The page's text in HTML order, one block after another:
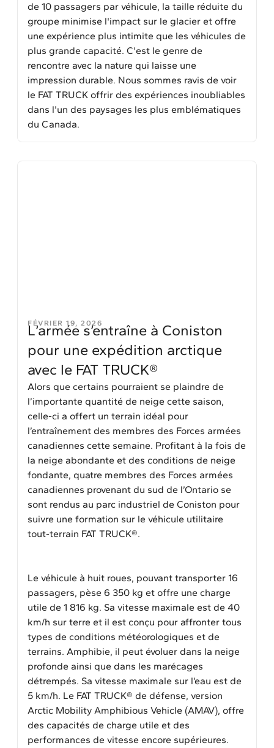
de 10 passagers par véhicule, la taille réduite du
groupe minimise l'impact sur le glacier et offre
une expérience plus intimite que les véhicules de
plus grande capacité. C'est le genre de
rencontre avec la nature qui laisse une
impression durable. Nous sommes ravis de voir
le FAT TRUCK offrir des expériences inoubliables
dans l'un des paysages les plus emblématiques
du Canada.
FÉVRIER 19, 2026
L’armée s’entraîne à Coniston
pour une expédition arctique
avec le FAT TRUCK®
Alors que certains pourraient se plaindre de
l’importante quantité de neige cette saison,
celle-ci a offert un terrain idéal pour
l’entraînement des membres des Forces armées
canadiennes cette semaine. Profitant à la fois de
la neige abondante et des conditions de neige
fondante, quatre membres des Forces armées
canadiennes provenant du sud de l’Ontario se
sont rendus au parc industriel de Coniston pour
suivre une formation sur le véhicule utilitaire
tout-terrain FAT TRUCK®.
Le véhicule à huit roues, pouvant transporter 16
passagers, pèse 6 350 kg et offre une charge
utile de 1 816 kg. Sa vitesse maximale est de 40
km/h sur terre et il est conçu pour affronter tous
types de conditions météorologiques et de
terrains. Amphibie, il peut évoluer dans la neige
profonde ainsi que dans les marécages
détrempés. Sa vitesse maximale sur l’eau est de
5 km/h. Le FAT TRUCK® de défense, version
Arctic Mobility Amphibious Vehicle (AMAV), offre
des capacités de charge utile et des
performances de vitesse encore supérieures.